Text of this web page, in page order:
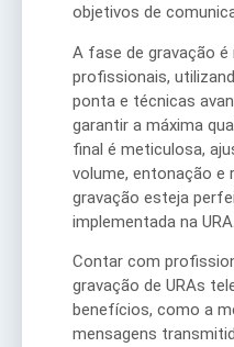
objetivos de
A fase de gravação
profissionais,
ponta e técnicas
garantir a máxima
final é meticulosa,
volume, entonação e
gravação esteja
implementada na URA.
Contar com
gravação de URAs
benefícios, como a
mensagens